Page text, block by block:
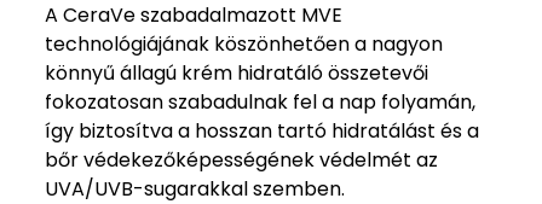
A CeraVe szabadalmazott MVE
technológiájának köszönhetően a nagyon
könnyű állagú krém hidratáló összetevői
fokozatosan szabadulnak fel a nap folyamán,
így biztosítva a hosszan tartó hidratálást és a
bőr védekezőképességének védelmét az
UVA/UVB-sugarakkal szemben.